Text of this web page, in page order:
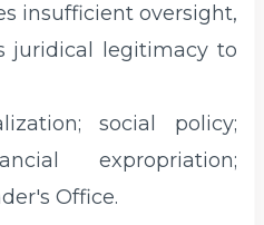
insufficient oversight,
juridical legitimacy to
social policy;
expropriation;
Office.